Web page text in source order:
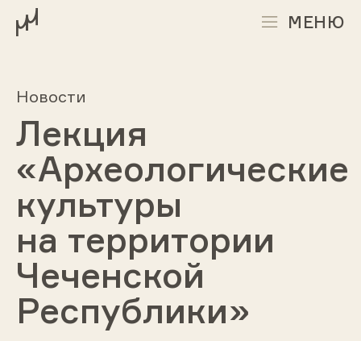
МЕНЮ
Новости
Лекция
«Археологические
культуры
на территории
Чеченской
Республики»